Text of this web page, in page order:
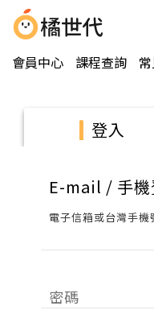
會員中心 課程查詢
登入
E-mail / 手機
電子信箱或台灣手機
密碼